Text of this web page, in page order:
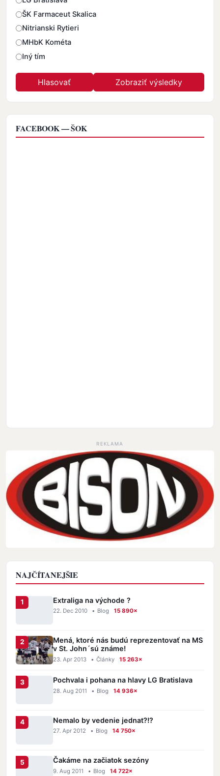
ŠK Farmaceut Skalica
Nitrianski Rytieri
MHbK Kométa
Iný tím
FACEBOOK — ŠOK
REKLAMA
NAJČÍTANEJŠIE
Extraliga na východe ?
22. Dec 2010 • Blog 15 890×
Mená, ktoré nás budú reprezentovať na MS
v St. John´sú známe!
23. Apr 2013 • Články 15 263×
Pochvala i pohana na hlavy LG Bratislava
28. Aug 2011 • Blog 14 936×
Nemalo by vedenie jednat?!?
27. Apr 2012 • Blog 14 750×
Čakáme na začiatok sezóny
9. Aug 2011 • Blog 14 722×